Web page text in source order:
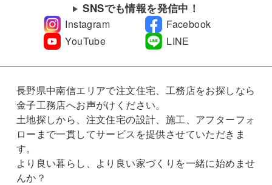
SNSでも情報を発信中！
Instagram
Facebook
YouTube
LINE
長野県中南信エリアで注文住宅、工務店をお探しなら
金子工務店へお声がけください。
土地探しから、注文住宅の設計、施工、アフターフォ
ローまで一貫してサービスを提供させていただきま
す。
より良い暮らし、より良い家づくりを一緒に始めませ
んか？